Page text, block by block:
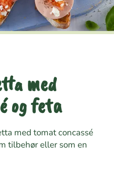
med
og feta
med tomat concassé
tilbehør eller som en